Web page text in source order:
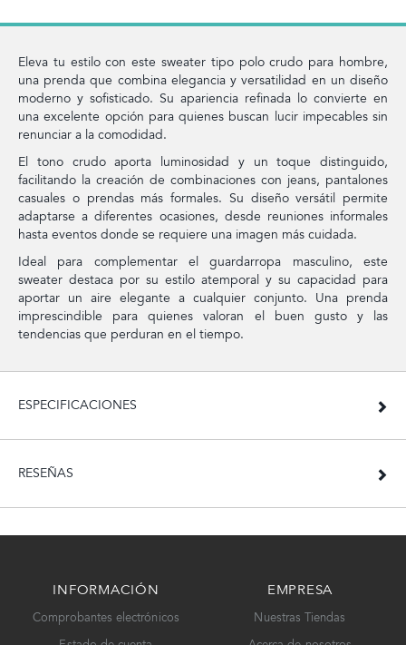
Eleva tu estilo con este sweater tipo polo crudo para hombre,
una prenda que combina elegancia y versatilidad en un diseño
moderno y sofisticado. Su apariencia refinada lo convierte en
una excelente opción para quienes buscan lucir impecables sin
renunciar a la comodidad.
El tono crudo aporta luminosidad y un toque distinguido,
facilitando la creación de combinaciones con jeans, pantalones
casuales o prendas más formales. Su diseño versátil permite
adaptarse a diferentes ocasiones, desde reuniones informales
hasta eventos donde se requiere una imagen más cuidada.
Ideal para complementar el guardarropa masculino, este
sweater destaca por su estilo atemporal y su capacidad para
aportar un aire elegante a cualquier conjunto. Una prenda
imprescindible para quienes valoran el buen gusto y las
tendencias que perduran en el tiempo.
ESPECIFICACIONES
RESEÑAS
INFORMACIÓN
Comprobantes electrónicos
EMPRESA
Nuestras Tiendas